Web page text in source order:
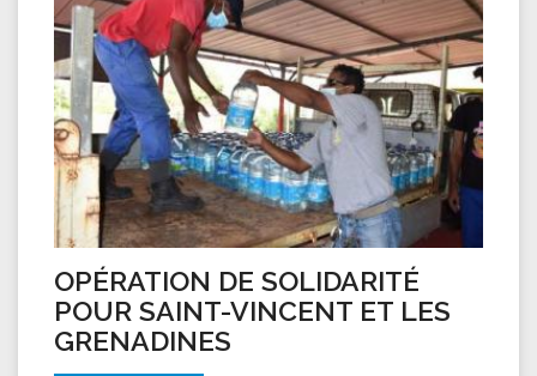
OPÉRATION DE SOLIDARITÉ
POUR SAINT-VINCENT ET LES
GRENADINES